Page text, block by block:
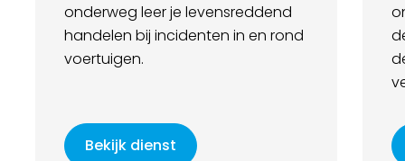
onderweg leer je levensreddend
handelen bij incidenten in en rond
voertuigen.
Bekijk dienst